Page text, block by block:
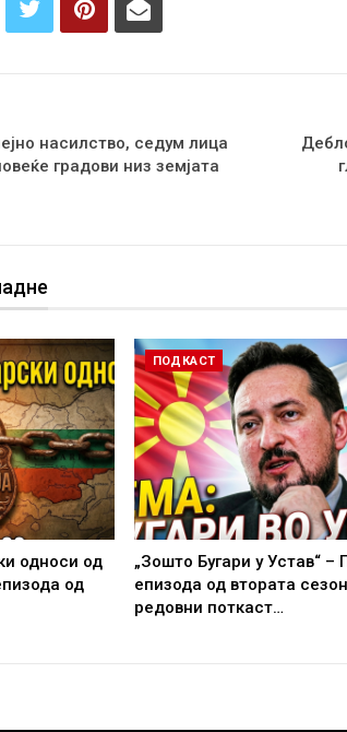
насилство, седум лица
градови низ земјата
односи од
од
ПОДКАСТ
„Зошто Бугари у Устав“ –
епизода од втората
редовни поткаст…